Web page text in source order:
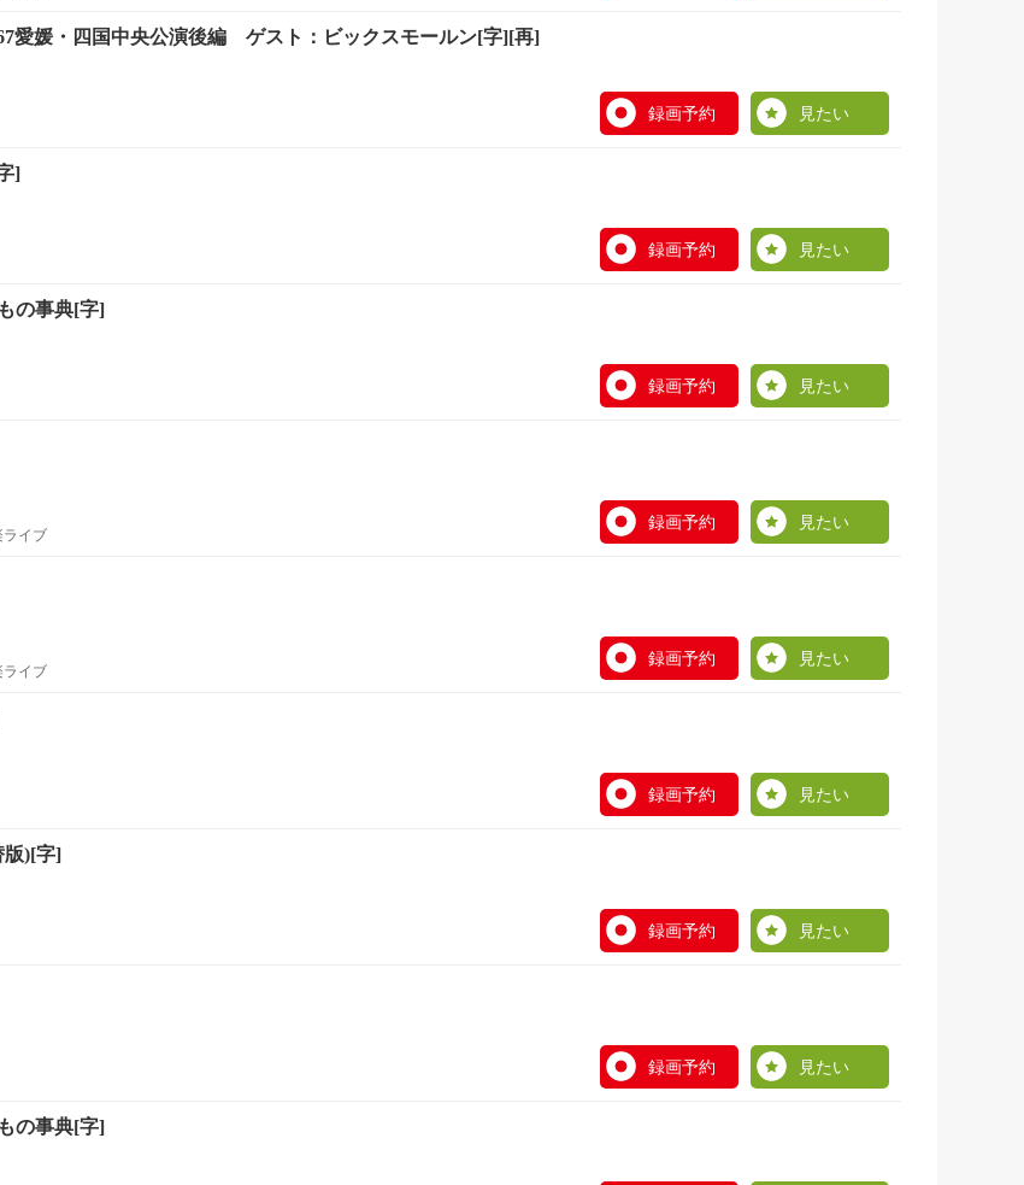
愛媛・四国中央公演後編 ゲスト：ビックスモールン[字][再]
録画予約 見たい
]
録画予約 見たい
の事典[字]
録画予約 見たい
ライブ
録画予約 見たい
ライブ
録画予約 見たい
録画予約 見たい
版)[字]
録画予約 見たい
録画予約 見たい
の事典[字]